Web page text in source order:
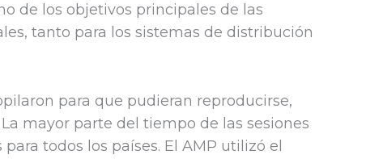
de los objetivos principales de las
tanto para los sistemas de distribución
para que pudieran reproducirse,
mayor parte del tiempo de las sesiones
todos los países. El AMP utilizó el